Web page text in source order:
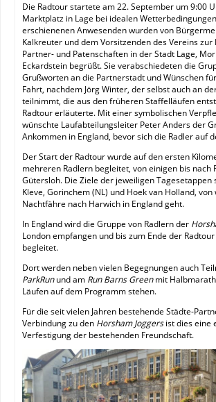
Die Radtour startete am 22. September um 9:00
Marktplatz in Lage bei idealen
erschienenen Anwesenden wurden von
Kalkreuter und dem Vorsitzenden des Vereins
Partner- und Patenschaften in der Stadt Lage,
Eckardstein begrüßt. Sie verabschiedeten die
Grußworten an die Partnerstadt und Wünschen
Fahrt, nachdem Jörg Winter, der selbst auch an
teilnimmt, die aus den früheren Staffelläufen
Radtour erläuterte. Mit einer symbolischen
wünschte Laufabteilungsleiter Peter Anders der
Ankommen in England, bevor sich die Radler auf
Der Start der Radtour wurde auf den ersten
mehreren Radlern begleitet, von einigen bis nach
Gütersloh. Die Ziele der jeweiligen Tagesetappen
Kleve, Gorinchem (NL) und Hoek van Holland, von
Nachtfähre nach Harwich in England geht.
In England wird die Gruppe von Radlern der
London empfangen und bis zum Ende der
begleitet.
Dort werden neben vielen Begegnungen auch
ParkRunund am Run Barns Greenmit
Läufen auf dem Programm stehen.
Für die seit vielen Jahren bestehende Städte-
Verbindung zu den Horsham Joggersist dies eine
Verfestigung der bestehenden Freundschaft.